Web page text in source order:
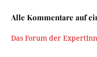
Alle Kommentare auf
Das Forum der